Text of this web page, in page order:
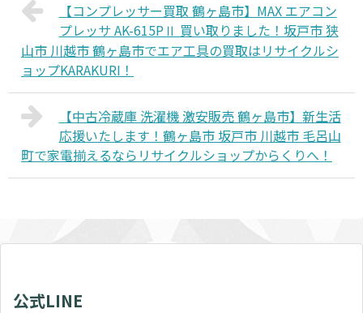
【コンプレッサー買取 鶴ヶ島市】MAX エアコン
プレッサ AK-615PⅡ 買い取りました！坂戸市 狭
山市 川越市 鶴ヶ島市でエア工具の買取はリサイクルシ
ョップKARAKURI！
【中古冷蔵庫 洗濯機 激安販売 鶴ヶ島市】新生活
応援いたします！鶴ヶ島市 坂戸市 川越市 毛呂山
町で家電揃えるならリサイクルショップからくりへ！
公式LINE